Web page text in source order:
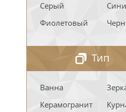
Серый
Фиолетовый
Тип
Ванна
Керамогранит